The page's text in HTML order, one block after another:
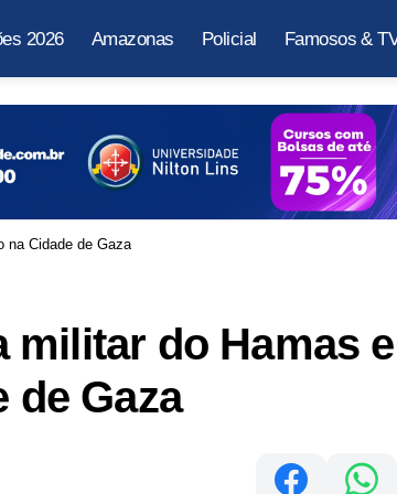
2026 Amazonas Policial Famosos &
na Cidade de Gaza
militar do Hamas
de Gaza